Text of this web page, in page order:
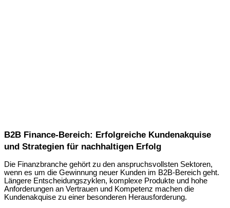
B2B Finance-Bereich: Erfolgreiche Kundenakquise
und Strategien für nachhaltigen Erfolg
Die Finanzbranche gehört zu den anspruchsvollsten Sektoren,
wenn es um die Gewinnung neuer Kunden im B2B-Bereich geht.
Längere Entscheidungszyklen, komplexe Produkte und hohe
Anforderungen an Vertrauen und Kompetenz machen die
Kundenakquise zu einer besonderen Herausforderung.